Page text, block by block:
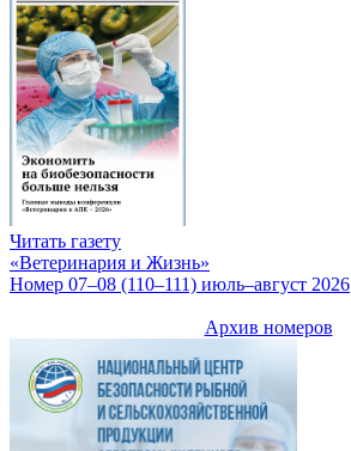
Читать газету
«Ветеринария и Жизнь»
Номер 07–08 (110–111) июль–август 2026
Архив номеров